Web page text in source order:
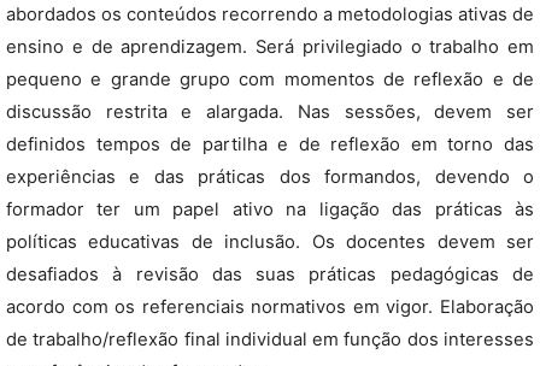
abordados os conteúdos recorrendo a metodologias ativas de
ensino e de aprendizagem. Será privilegiado o trabalho em
pequeno e grande grupo com momentos de reflexão e de
discussão restrita e alargada. Nas sessões, devem ser
definidos tempos de partilha e de reflexão em torno das
experiências e das práticas dos formandos, devendo o
formador ter um papel ativo na ligação das práticas às
políticas educativas de inclusão. Os docentes devem ser
desafiados à revisão das suas práticas pedagógicas de
acordo com os referenciais normativos em vigor. Elaboração
de trabalho/reflexão final individual em função dos interesses